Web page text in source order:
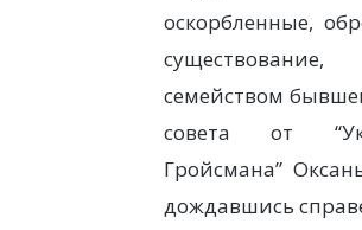
оскорбленные,
семейством
совета от
Гройсмана”
дождавшись